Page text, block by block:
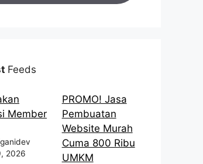
Feeds
Member
2026
PROMO! Jasa
Pembuatan
Website Murah
Cuma 800 Ribu
UMKM